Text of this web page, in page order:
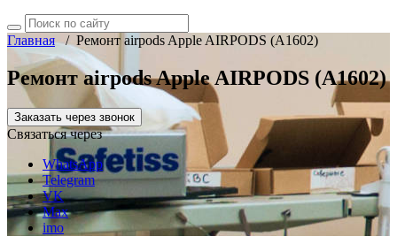
Главная/ Ремонт airpods Apple AIRPODS (A1602)
Ремонт airpods Apple AIRPODS (A1602)
Заказать через звонок
Связаться через
WhatsApp
Telegram
VK
Max
imo